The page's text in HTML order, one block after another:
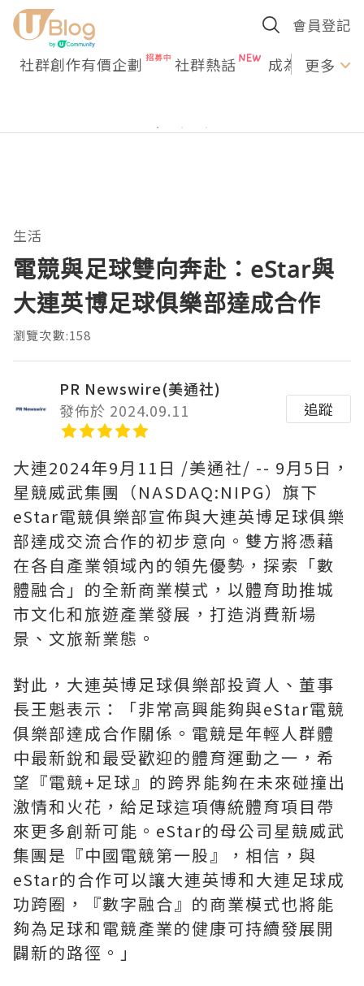
會員登記
社群創作有價企劃 社群熱話 成為U更多
生活
電競與足球雙向奔赴：eStar與
大連英博足球俱樂部達成合作
瀏覽次數:158
PR Newswire(美通社)
發佈於 2024.09.11
追蹤
大連2024年9月11日 /美通社/ -- 9月5日，
星競威武集團（NASDAQ:NIPG）旗下
eStar電競俱樂部宣佈與大連英博足球俱樂
部達成交流合作的初步意向。雙方將憑藉
在各自產業領域內的領先優勢，探索「數
體融合」的全新商業模式，以體育助推城
市文化和旅遊產業發展，打造消費新場
景、文旅新業態。
對此，大連英博足球俱樂部投資人、董事
長王魁表示：「非常高興能夠與eStar電競
俱樂部達成合作關係。電競是年輕人群體
中最新銳和最受歡迎的體育運動之一，希
望『電競+足球』的跨界能夠在未來碰撞出
激情和火花，給足球這項傳統體育項目帶
來更多創新可能。eStar的母公司星競威武
集團是『中國電競第一股』，相信，與
eStar的合作可以讓大連英博和大連足球成
功跨圈，『數字融合』的商業模式也將能
夠為足球和電競產業的健康可持續發展開
闢新的路徑。」